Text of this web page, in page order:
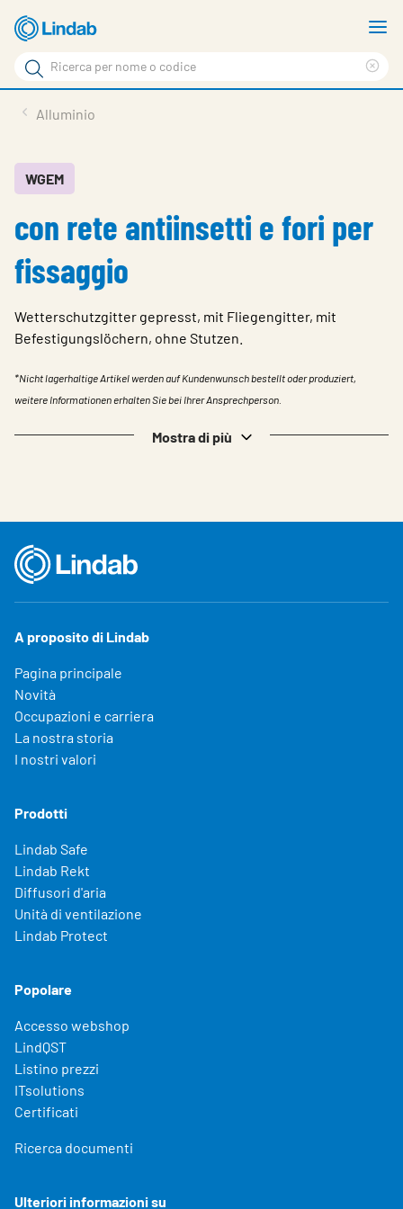
Log
visionare
Cerca
Cerca
Su Lindab
Su Tecnovent
Scegliere la lingua
Alluminio
WGEM
con rete antiinsetti e fori per
fissaggio
Wetterschutzgitter gepresst, mit Fliegengitter, mit
Befestigungslöchern, ohne Stutzen.
*Nicht lagerhaltige Artikel werden auf Kundenwunsch bestellt oder produziert,
weitere Informationen erhalten Sie bei Ihrer Ansprechperson.
Mostra di più
A proposito di Lindab
Pagina principale
Novità
Occupazioni e carriera
La nostra storia
I nostri valori
Prodotti
Lindab Safe
Lindab Rekt
Diffusori d'aria
Unità di ventilazione
Lindab Protect
Popolare
Accesso webshop
LindQST
Listino prezzi
ITsolutions
Certificati
Ricerca documenti
Ulteriori informazioni su